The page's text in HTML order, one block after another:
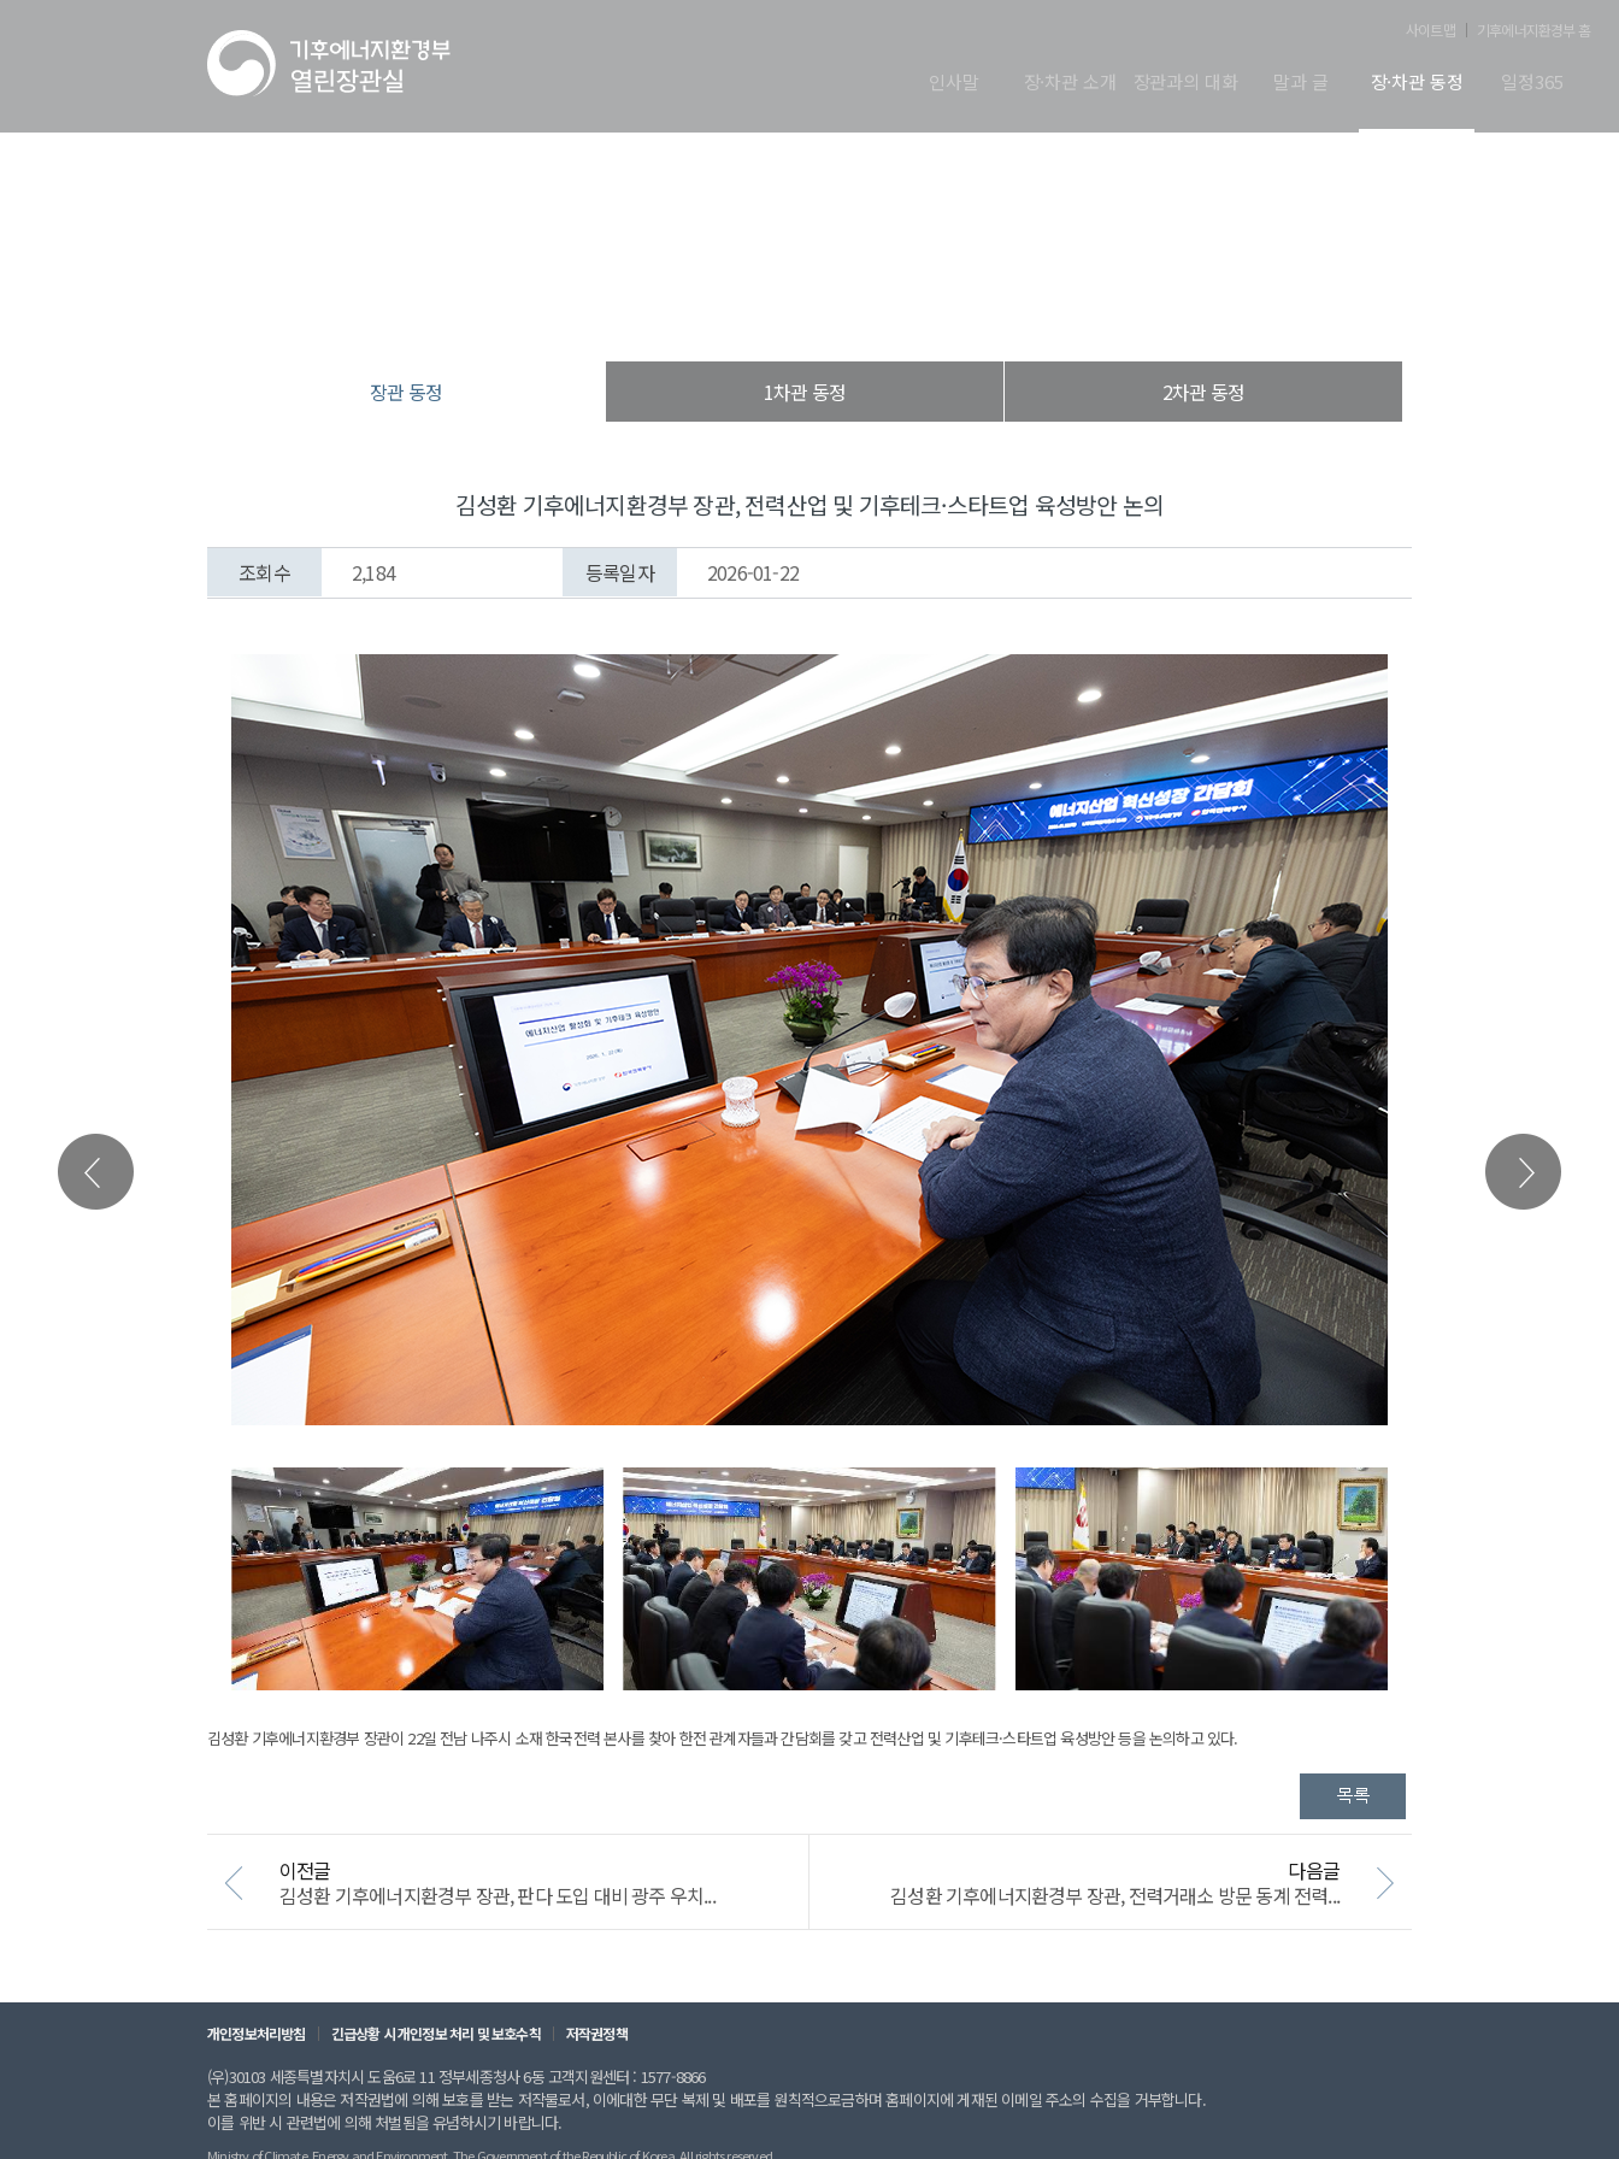
사이트맵 기후에너지환경부 홈
인사말 장·차관 소개 장관과의 대화 말과 글 장·차관 동정 일정365
장관 동정 1차관 동정 2차관 동정
김성환 기후에너지환경부 장관, 전력산업 및 기후테크·스타트업 육성방안 논의
조회수 2,184 등록일자 2026-01-22
김성환 기후에너지환경부 장관이 22일 전남 나주시 소재 한국전력 본사를 찾아 한전 관계자들과 간담회를 갖고 전력산업 및 기후테크·스타트업 육성방안 등을 논의하고 있다.
이전글
김성환 기후에너지환경부 장관, 판다 도입 대비 광주 우치...
다음글
김성환 기후에너지환경부 장관, 전력거래소 방문 동계 전력...
개인정보처리방침 긴급상황 시 개인정보 처리 및 보호수칙 저작권정책
(우)30103 세종특별자치시 도움6로 11 정부세종청사 6동 고객지원센터 : 1577-8866
본 홈페이지의 내용은 저작권법에 의해 보호를 받는 저작물로서, 이에대한 무단 복제 및 배포를 원칙적으로금하며 홈페이지에 게재된 이메일 주소의 수집을 거부합니다.
이를 위반 시 관련법에 의해 처벌됨을 유념하시기 바랍니다.